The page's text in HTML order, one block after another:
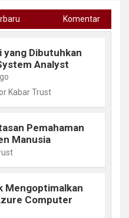
Komentar
Dibutuhkan
Analyst
Kabar Trust
Pemahaman
Manusia
Mengoptimalkan
Computer